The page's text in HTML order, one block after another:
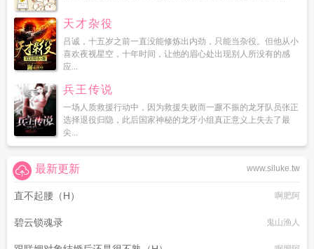
天才杂役
吕诚，十五岁之前一直没能修炼出内劲，只能当杂役。但他从小
喜欢夜视星空，十年时间，让他的眉心处出现别人所没有的感
应...
兵王传说
一场人质救援行动中，因为救援失败而一蹶不振的龙牙队员张正
选择退役归隐，此后国家神秘的龙牙小组真正意义上失去了最
尖...
www.siluke.tw
最新更新
直不起腰（H） 啊肥阿
碧云锁魂录 鬼山渔人